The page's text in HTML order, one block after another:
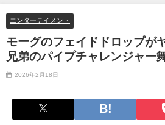
エンターテイメント
モーグのフェイドドロップが
兄弟のパイプチャレンジャー
2026年2月18日